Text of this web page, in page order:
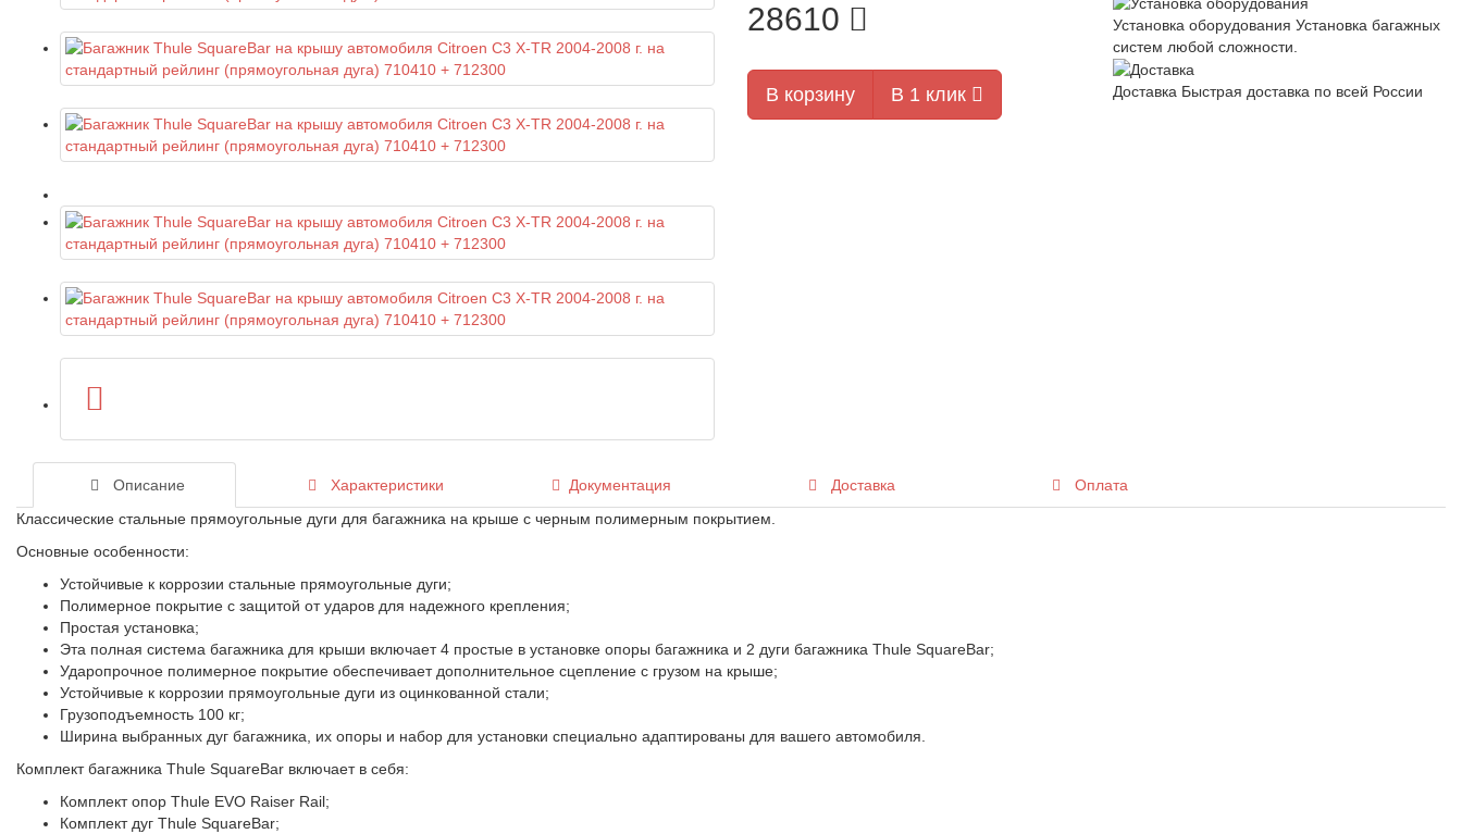
28610
В корзину В 1 клик
Установка оборудования Установка багажных
систем любой сложности.
Доставка Быстрая доставка по всей России
Описание Характеристики Документация Доставка
Оплата
Классические стальные прямоугольные дуги для багажника на крыше с черным полимерным покрытием.
Основные особенности:
Устойчивые к коррозии стальные прямоугольные дуги;
Полимерное покрытие с защитой от ударов для надежного крепления;
Простая установка;
Эта полная система багажника для крыши включает 4 простые в установке опоры багажника и 2 дуги багажника Thule SquareBar;
Ударопрочное полимерное покрытие обеспечивает дополнительное сцепление с грузом на крыше;
Устойчивые к коррозии прямоугольные дуги из оцинкованной стали;
Грузоподъемность 100 кг;
Ширина выбранных дуг багажника, их опоры и набор для установки специально адаптированы для вашего автомобиля.
Комплект багажника Thule SquareBar включает в себя:
Комплект опор Thule EVO Raiser Rail;
Комплект дуг Thule SquareBar;